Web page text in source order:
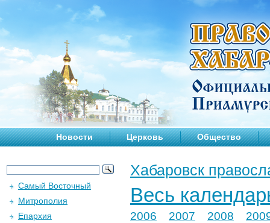
Новости Церковь Общество
Хабаровск
Весь
2006 2007 2008
Самый Восточный
Митрополия
Епархия